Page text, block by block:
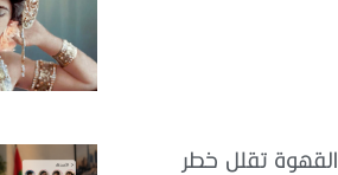
القهوة تقلل خطر